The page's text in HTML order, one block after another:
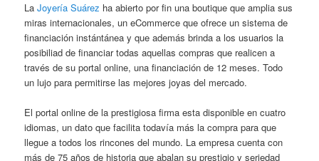
LaJoyería Suárez ha abierto por fin una boutique que amplia sus
miras internacionales, un eCommerce que ofrece un sistema de
financiación instántánea y que además brinda a los usuarios la
posibiliad de financiar todas aquellas compras que realicen a
través de su portal online, una financiación de 12 meses. Todo
un lujo para permitirse las mejores joyas del mercado.
El portal online de la prestigiosa firma esta disponible en cuatro
idiomas, un dato que facilita todavía más la compra para que
llegue a todos los rincones del mundo. La empresa cuenta con
más de 75 años de historia que abalan su prestigio y seriedad